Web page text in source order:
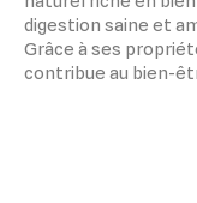
digestion saine et
Grâce à ses
contribue au bien-